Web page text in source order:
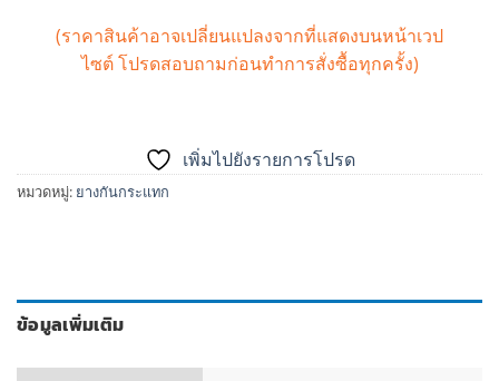
(ราคาสินค้าอาจเปลี่ยนแปลงจากที่แสดงบนหน้าเวป
ไซต์โปรดสอบถามก่อนทำการสั่งซื้อทุกครั้ง)
เพิ่มไปยังรายการโปรด
หมวดหมู่: ยางกันกระแทก
ข้อมูลเพิ่มเติม